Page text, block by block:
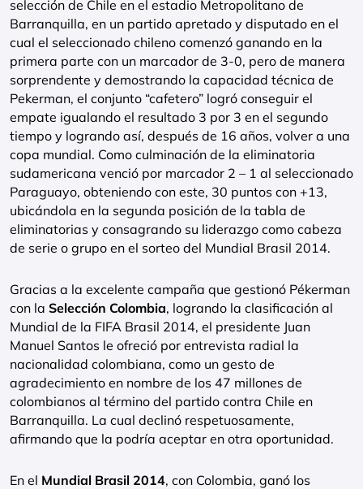
selección de Chile en el estadio Metropolitano de
Barranquilla, en un partido apretado y disputado en el
cual el seleccionado chileno comenzó ganando en la
primera parte con un marcador de 3-0, pero de manera
sorprendente y demostrando la capacidad técnica de
Pekerman, el conjunto “cafetero” logró conseguir el
empate igualando el resultado 3 por 3 en el segundo
tiempo y logrando así, después de 16 años, volver a una
copa mundial. Como culminación de la eliminatoria
sudamericana venció por marcador 2 – 1 al seleccionado
Paraguayo, obteniendo con este, 30 puntos con +13,
ubicándola en la segunda posición de la tabla de
eliminatorias y consagrando su liderazgo como cabeza
de serie o grupo en el sorteo del Mundial Brasil 2014.
Gracias a la excelente campaña que gestionó Pékerman
con la Selección Colombia, logrando la clasificación al
Mundial de la FIFA Brasil 2014, el presidente Juan
Manuel Santos le ofreció por entrevista radial la
nacionalidad colombiana, como un gesto de
agradecimiento en nombre de los 47 millones de
colombianos al término del partido contra Chile en
Barranquilla. La cual declinó respetuosamente,
afirmando que la podría aceptar en otra oportunidad.
En el Mundial Brasil 2014, con Colombia, ganó los